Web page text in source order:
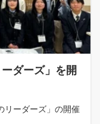
ダーズ」を開
リーダーズ」の開催